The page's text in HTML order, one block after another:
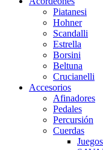
Piatanesi
Hohner
Scandalli
Estrella
Borsini
Beltuna
Crucianelli
Accesorios
Afinadores
Pedales
Percursión
Cuerdas